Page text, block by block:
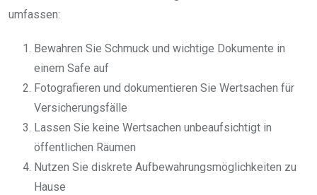
umfassen:
Bewahren Sie Schmuck und wichtige Dokumente in
einem Safe auf
Fotografieren und dokumentieren Sie Wertsachen für
Versicherungsfälle
Lassen Sie keine Wertsachen unbeaufsichtigt in
öffentlichen Räumen
Nutzen Sie diskrete Aufbewahrungsmöglichkeiten zu
Hause